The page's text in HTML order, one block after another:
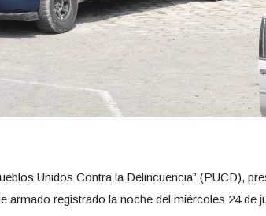
Unidos Contra la Delincuencia” (PUCD),
armado registrado la noche del miércoles 24 de